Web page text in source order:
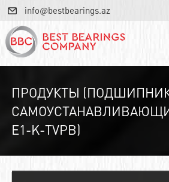
info@bestbearings.az
ПРОДУКТЫ
E1-K-TVPB)